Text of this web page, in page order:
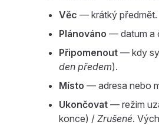
Věc — krátký předmět.
Plánováno — datum a
Připomenout — kdy
den předem).
Místo — adresa nebo
Ukončovat — režim
konce) / Zrušené.